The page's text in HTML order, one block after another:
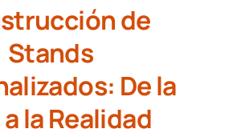
de
Stands
De la
la Realidad